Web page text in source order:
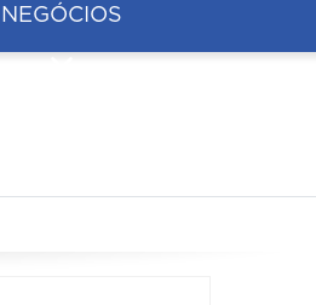
NEGÓCIOS